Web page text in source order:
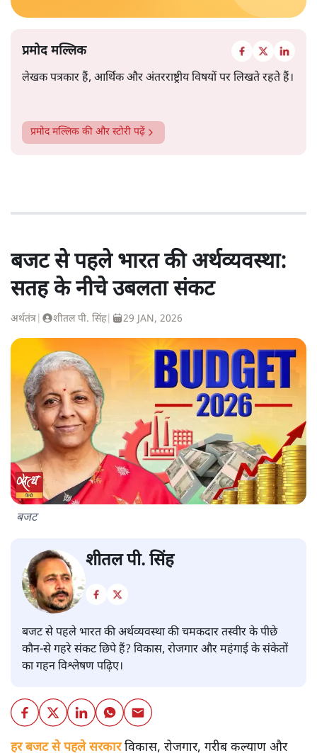
प्रमोद मल्लिक
लेखक पत्रकार हैं, आर्थिक और अंतरराष्ट्रीय विषयों पर लिखते रहते हैं।
प्रमोद मल्लिक की और स्टोरी पढ़ें
बजट से पहले भारत की अर्थव्यवस्था:
सतह के नीचे उबलता संकट
अर्थतंत्र शीतल पी. सिंह| 29 JAN, 2026
बजट
शीतल पी. सिंह
बजट से पहले भारत की अर्थव्यवस्था की चमकदार तस्वीर के पीछे
कौन-से गहरे संकट छिपे हैं? विकास, रोजगार और महंगाई के संकेतों
का गहन विश्लेषण पढ़िए।
हर बजट से पहले सरकारविकास, रोजगार, गरीब कल्याण और